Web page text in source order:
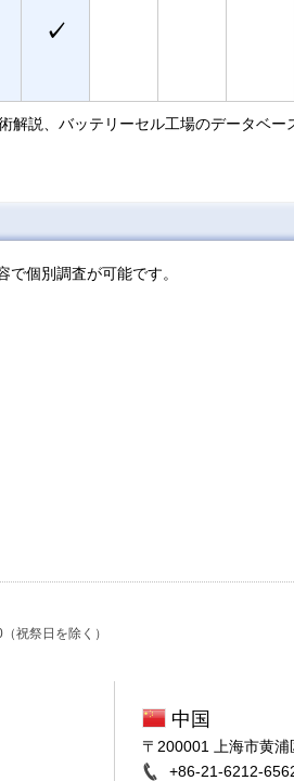
✓
解説、バッテリーセル工場のデータベー
個別調査が可能です。
祝祭日を除く）
中国
〒200001 上海市黄浦
+86-21-6212-